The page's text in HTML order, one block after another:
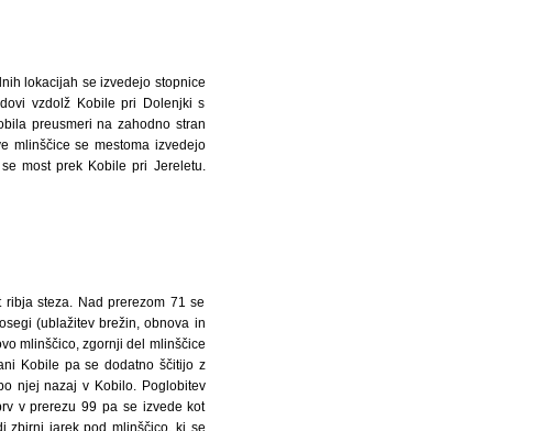
lokacijah se izvedejo stopnice
vzdolž Kobile pri Dolenjki s
preusmeri na zahodno stran
mlinščice se mestoma izvedejo
most prek Kobile pri Jereletu.
steza. Nad prerezom 71 se
(ublažitev brežin, obnova in
mlinščico, zgornji del mlinščice
Kobile pa se dodatno ščitijo z
njej nazaj v Kobilo. Poglobitev
v prerezu 99 pa se izvede kot
zbirni jarek pod mlinščico, ki se